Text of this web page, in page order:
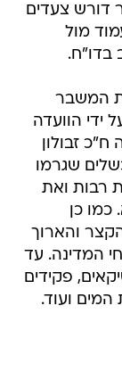
דורש צעדים
מול
בדו"ח.
המשבר
הוועדה
זבולון
שגרמו
רבות ואת
כן
והארוך
המדינה. עד
פקידים
ועוד.